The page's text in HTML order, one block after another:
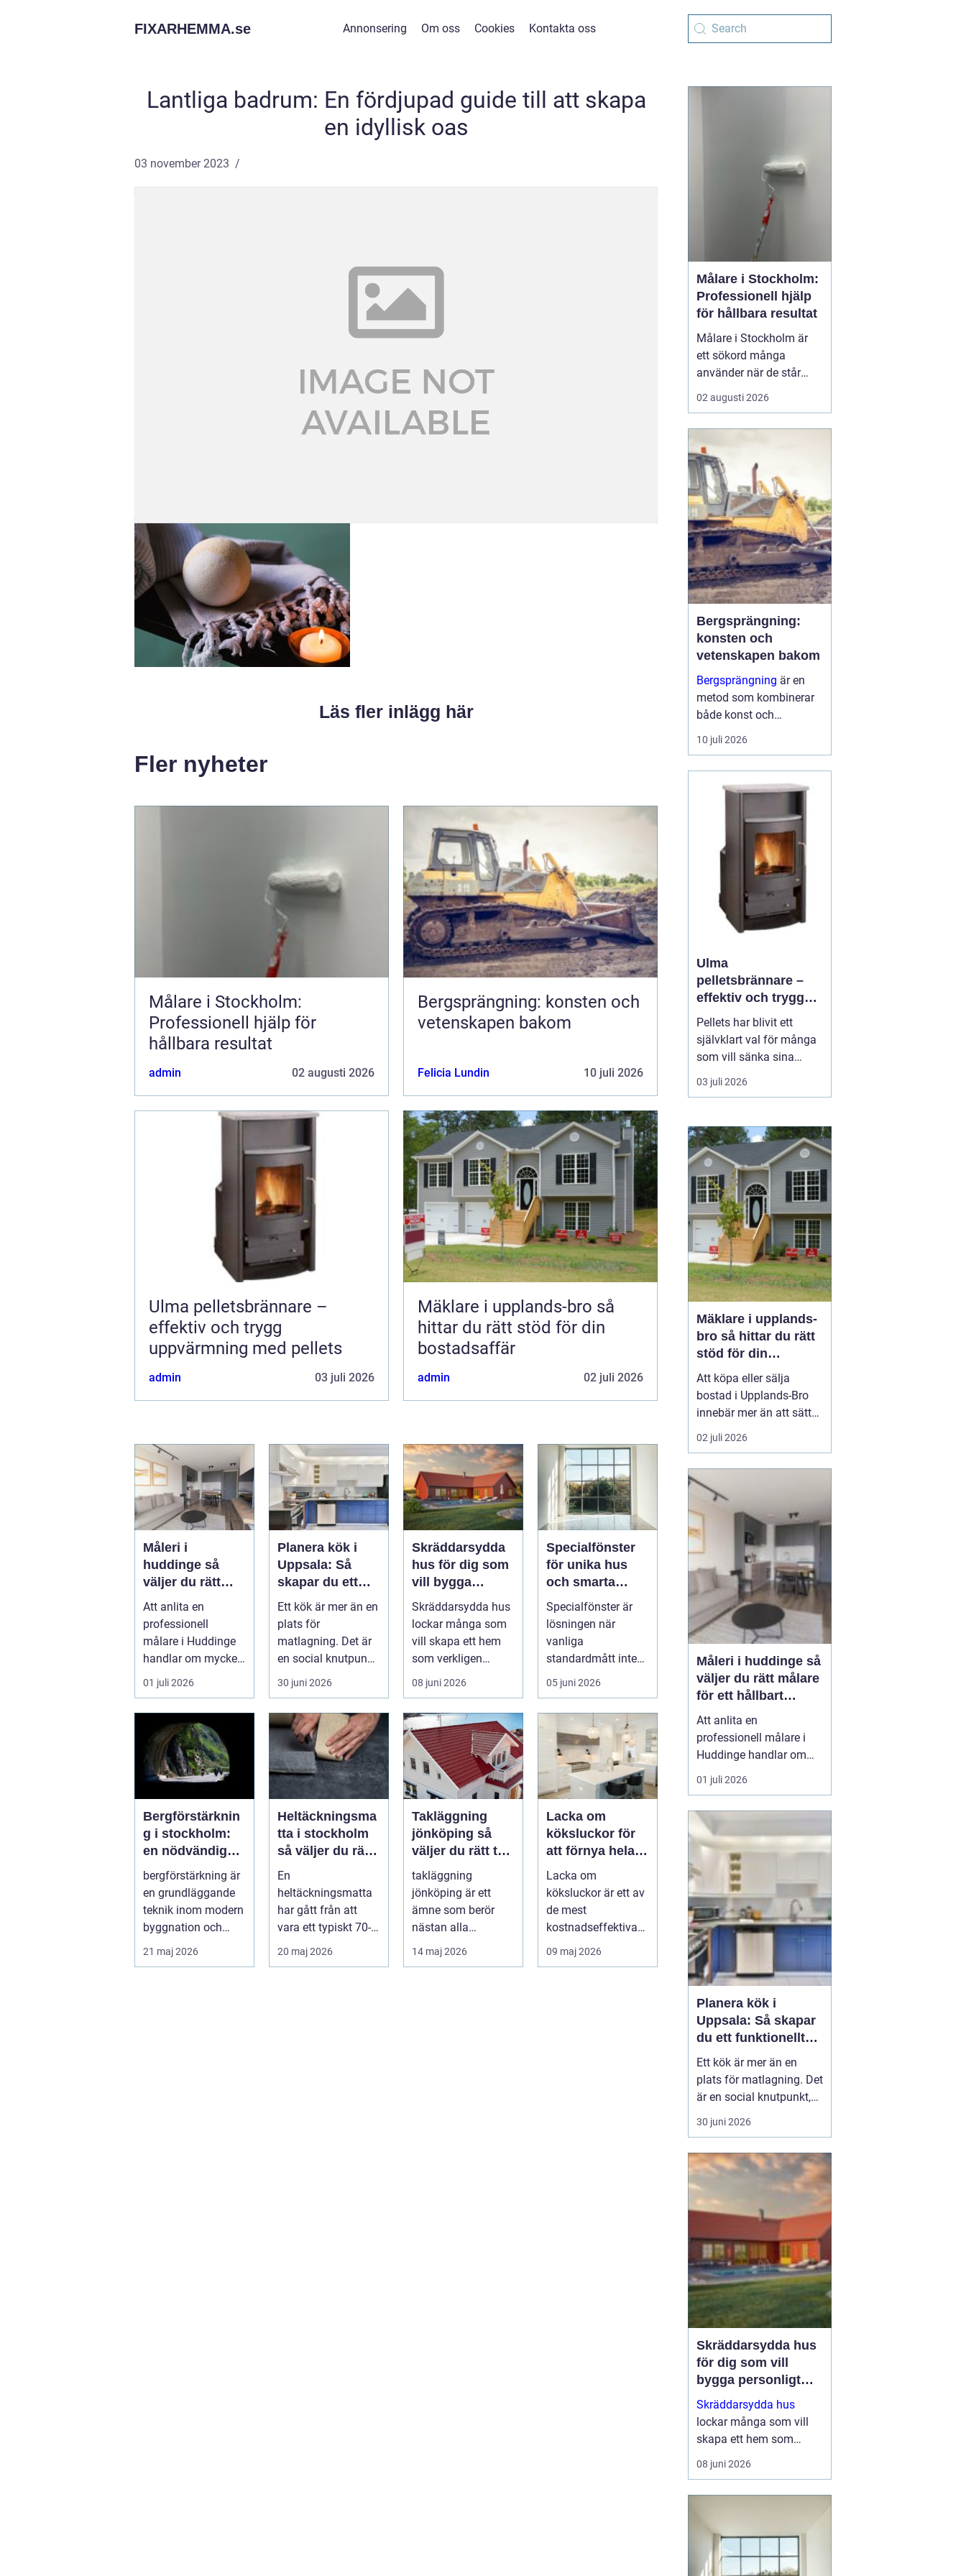
FIXARHEMMA.se Annonsering Om oss Cookies Kontakta oss
Lantliga badrum: En fördjupad guide till att skapa
en idyllisk oas
03 november 2023
Läs fler inlägg här
Fler nyheter
Målare i Stockholm:
Professionell hjälp för
hållbara resultat
admin 02 augusti 2026
Bergsprängning: konsten och
vetenskapen bakom
Felicia Lundin 10 juli 2026
Ulma pelletsbrännare –
effektiv och trygg
uppvärmning med pellets
admin 03 juli 2026
Mäklare i upplands-bro så
hittar du rätt stöd för din
bostadsaffär
admin 02 juli 2026
Måleri i
huddinge så
väljer du rätt
målare för ett
hållbart resultat
Att anlita en
professionell
målare i Huddinge
handlar om mycket
mer än att få nya
färger på
väggarna...
01 juli 2026
Planera kök i
Uppsala: Så
skapar du ett
funktionellt och
hållbart kök
Ett kök är mer än en
plats för
matlagning. Det är
en social knutpunkt,
en a...
30 juni 2026
Skräddarsydda
hus för dig som
vill bygga
personligt och
hållbart
Skräddarsydda hus
lockar många som
vill skapa ett hem
som verkligen
speglar deras liv,
sm...
08 juni 2026
Specialfönster
för unika hus
och smarta
lösningar
Specialfönster är
lösningen när
vanliga
standardmått inte
räcker till, eller när
ett hus behöver
fön...
05 juni 2026
Bergförstärknin
g i stockholm:
en nödvändig
byggteknik
bergförstärkning är
en grundläggande
teknik inom modern
byggnation och
infrastrukturutveckli
ng, särs...
21 maj 2026
Heltäckningsma
tta i stockholm
så väljer du rätt
för hem och
kontor
En
heltäckningsmatta
har gått från att
vara ett typiskt 70-
talsinslag till att bli
en modern lösning...
20 maj 2026
Takläggning
jönköping så
väljer du rätt tak
för hus och
klimat
takläggning
jönköping är ett
ämne som berör
nästan alla
villaägare förr eller
senare, eftersom
14 maj 2026
Lacka om
köksluckor för
att förnya hela
köket
Lacka om
köksluckor är ett av
de mest
kostnadseffektiva
sätten att ge ett kök
ett helt nytt uttryck
09 maj 2026
Målare i Stockholm:
Professionell hjälp
för hållbara resultat
Målare i Stockholm är
ett sökord många
använder när de står
inför ett större eller
mindre måleriprojekt i
och vill hitta en trygg
fackman. När en bostad,
lokal el...
02 augusti 2026
Bergsprängning:
konsten och
vetenskapen bakom
Bergsprängning är en
metod som kombinerar
både konst och
vetenskap för att bryta
ner och avlägsna
stadsmiljöerna och
Stockholm spelar
10 juli 2026
Ulma
pelletsbrännare –
effektiv och trygg
uppvärmning med
pellets
Pellets har blivit ett
självklart val för många
som vill sänka sina
uppvärmningskostnader
och samtidigt minska
modern pelletsbrännare
ger hög verkningsgrad,
jämn värme och rel...
03 juli 2026
Mäklare i upplands-
bro så hittar du rätt
stöd för din
bostadsaffär
Att köpa eller sälja
bostad i Upplands-Bro
innebär mer än att sätta
upp en annons och
vänta in bud. Marknaden
dynamik, särskilt med
närheten till Mälaren,
pendeltåg mot
Stockholm och en
blandning av villor,
radhus, bostadsrätter
oc...
02 juli 2026
Måleri i huddinge så
väljer du rätt målare
för ett hållbart
resultat
Att anlita en
professionell målare i
Huddinge handlar om
mycket mer än att få nya
färger på väggarna. Det
kvalitet och ett resultat
som håller i många år.
Med rätt målerifirma kan
du höja värdet på din
bostad, skapa ett
trivsamt ...
01 juli 2026
Planera kök i
Uppsala: Så skapar
du ett funktionellt
och hållbart kök
Ett kök är mer än en
plats för matlagning. Det
är en social knutpunkt,
en arbetsplats och ofta
hemmets mest använda
ser över sitt kök i
Uppsala handlar det
därför säl...
30 juni 2026
Skräddarsydda hus
för dig som vill
bygga personligt
och hållbart
Skräddarsydda hus
lockar många som vill
skapa ett hem som
verkligen speglar deras
liv, smak och vardag.
genomtä...
08 juni 2026